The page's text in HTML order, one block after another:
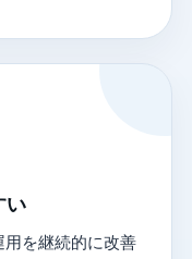
い
を継続的に改善